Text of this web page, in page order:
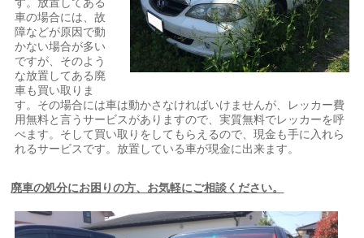
車の場合には、故
障などが原因で動
かない場合が多い
ですが、そのよう
な放置してある廃
車も買い取りま
す。その場合には車は動かさなければいけませんが、レッカー費
用無料と言うサービスがありますので、実質無料でレッカーを呼
べます。そして買い取りをしてもらえるので、現金も手に入れら
れるサービスです。放置している車が現金に出来ます。
廃車の処分にお困りの方、お気軽にご相談ください。